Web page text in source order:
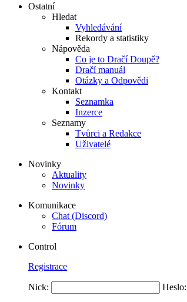
Ostatní
Hledat
Vyhledávání
Rekordy a statistiky
Nápověda
Co je to Dračí Doupě?
Dračí manuál
Otázky a Odpovědi
Kontakt
Seznamka
Inzerce
Seznamy
Tvůrci a Redakce
Uživatelé
Novinky
Aktuality
Novinky
Komunikace
Chat (Discord)
Fórum
Control
Registrace
Nick: Heslo: